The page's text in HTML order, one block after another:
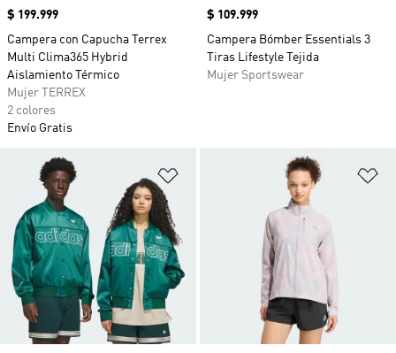
Precio
$ 199.999
Campera con Capucha Terrex
Multi Clima365 Hybrid
Aislamiento Térmico
Mujer TERREX
2 colores
Envío Gratis
Precio
$ 109.999
Campera Bómber Essentials 3
Tiras Lifestyle Tejida
Mujer Sportswear
Añadir a la lista de deseos